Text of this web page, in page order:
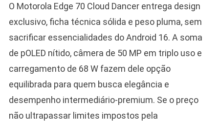
O Motorola Edge 70 Cloud Dancer entrega design
exclusivo, ficha técnica sólida e peso pluma, sem
sacrificar essencialidades do Android 16. A soma
de pOLED nítido, câmera de 50 MP em triplo uso e
carregamento de 68 W fazem dele opção
equilibrada para quem busca elegância e
desempenho intermediário-premium. Se o preço
não ultrapassar limites impostos pela